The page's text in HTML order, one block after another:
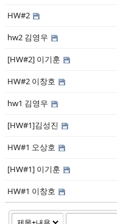
HW#2
hw2 김영우
[HW#2] 이기훈
HW#2 이창호
hw1 김영우
[HW#1]김성진
HW#1 오상호
[HW#1] 이기훈
HW#1 이창호